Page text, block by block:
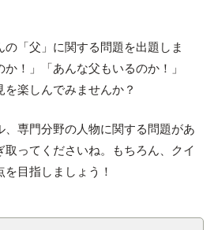
「父」に関する問題を出題しま
！」「あんな父もいるのか！」
楽しんでみませんか？
、専門分野の人物に関する問題があ
取ってくださいね。もちろん、クイ
目指しましょう！